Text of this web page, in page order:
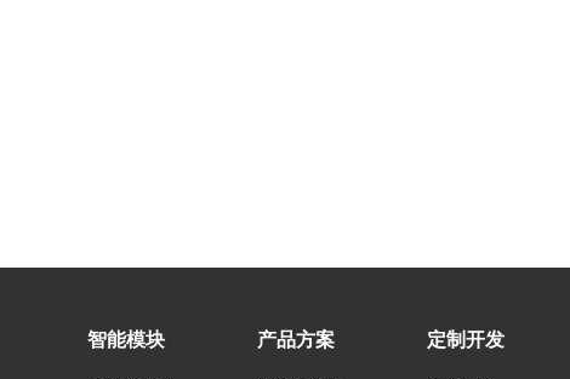
智能模块 产品方案 定制开发